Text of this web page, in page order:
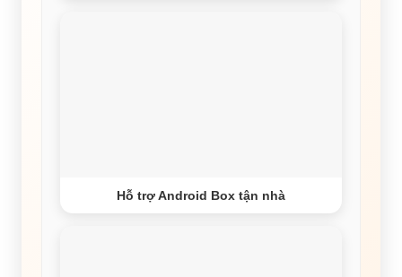
Hỗ trợ Android Box tận nhà